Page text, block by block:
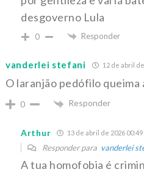
desgoverno Lula
0 Responder
vanderlei stefani 12 de abril
O laranjão pedófilo queima
0 Responder
Arthur 13 de abril de 2026 00:49
Responder para vanderlei
A tua homofobia é